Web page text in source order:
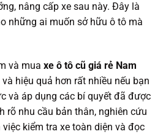
nâng cấp xe sau này. Đây là
những ai muốn sở hữu ô tô mà
và mua xe ô tô cũ giá rẻ Nam
hiệu quả hơn rất nhiều nếu bạn
và áp dụng các bí quyết đã được
rõ nhu cầu bản thân, nghiên cứu
kiểm tra xe toàn diện và đọc